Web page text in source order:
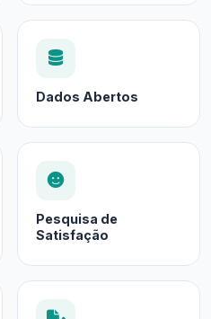
Dados Abertos
Pesquisa de
Satisfação